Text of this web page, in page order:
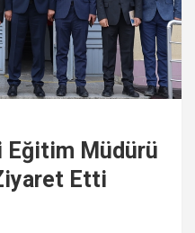
Eğitim Müdürü
Etti